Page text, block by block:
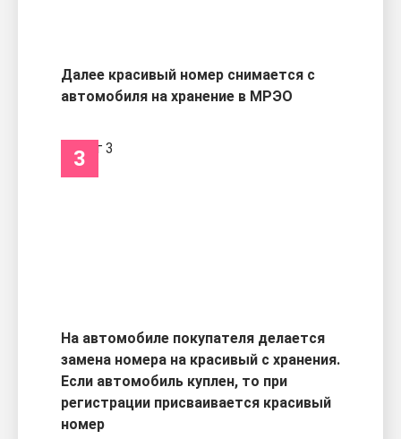
Далее красивый номер снимается с
автомобиля на хранение в МРЭО
3
На автомобиле покупателя делается
замена номера на красивый с хранения.
Если автомобиль куплен, то при
регистрации присваивается красивый
номер